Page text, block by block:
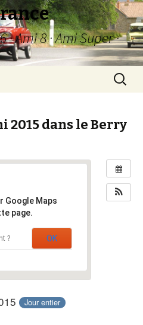
Ami 8 · Ami Super ·
2015 dans le Berry
Google Maps
page.
? OK
Jour entier